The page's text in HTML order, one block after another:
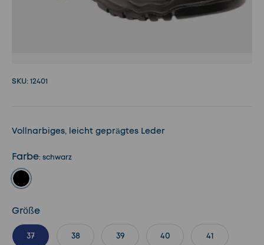
SKU: 12401
Vollnarbiges, leicht geprägtes Leder
Farbe: schwarz
schwarz
Größe
37 38 39 40 41